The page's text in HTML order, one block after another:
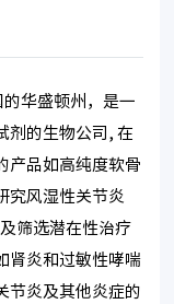
华盛顿州，是一
剂的生物公司, 在
产品如高纯度软骨
究风湿性关节炎
筛选潜在性治疗
肾炎和过敏性哮喘
节炎及其他炎症的